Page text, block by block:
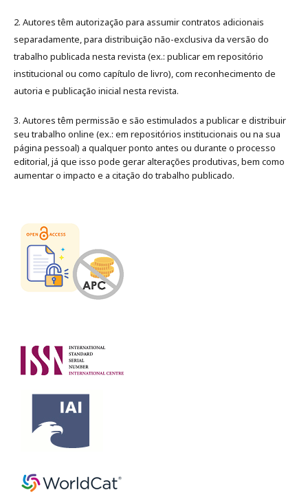
2. Autores têm autorização para assumir contratos adicionais
separadamente, para distribuição não-exclusiva da versão do
trabalho publicada nesta revista (ex.: publicar em repositório
institucional ou como capítulo de livro), com reconhecimento de
autoria e publicação inicial nesta revista.
3. Autores têm permissão e são estimulados a publicar e distribuir
seu trabalho online (ex.: em repositórios institucionais ou na sua
página pessoal) a qualquer ponto antes ou durante o processo
editorial, já que isso pode gerar alterações produtivas, bem como
aumentar o impacto e a citação do trabalho publicado.